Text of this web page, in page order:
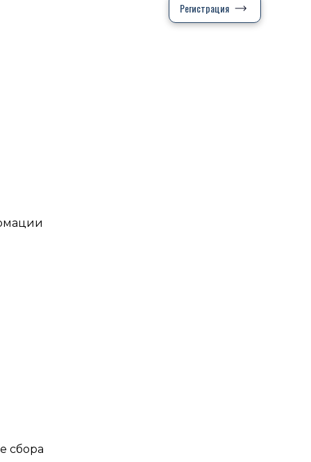
сбора
Регистрация